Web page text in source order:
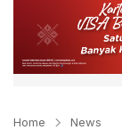
Home News